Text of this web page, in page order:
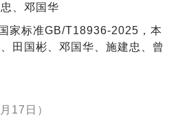
、邓国华
家标准GB/T18936-2025，本
田国彬、邓国华、施建忠、曾
17日）